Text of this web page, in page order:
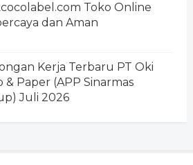
Toko Online
dan Aman
Kerja Terbaru PT Oki
& Paper (APP Sinarmas
Juli 2026